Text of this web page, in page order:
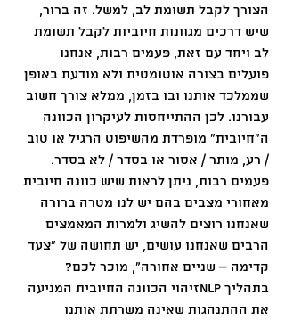
הצורך לקבל תשומת לב, למשל. זה ברור,
שיש דרכים מגוונות חיוביות לקבל תשומת
לב ויחד עם זאת, פעמים רבות, אנחנו
פועלים בצורה אוטומטית ולא מודעת באופן
שממלכד אותנו ובו בזמן, ממלא צורך חשוב
עבורנו. לכן ההתייחסות לעיקרון הכוונה
ה"חיובית" מופרדת מהשיפוט הרגיל או טוב
/ רע, מותר / אסור או בסדר / לא בסדר.
פעמים רבות, ניתן לראות שיש כוונה חיובית
מאחורי מצבים בהם יש לנו מטרה ברורה
שאנחנו רוצים להשיג ולמרות המאמצים
הרבים שאנחנו עושים, יש תחושה של "צעד
קדימה – שניים אחורה", מוכר לכם?
בתהליך NLPזיהוי הכוונה החיובית המניעה
את ההתנהגות שאינה משרתת אותנו